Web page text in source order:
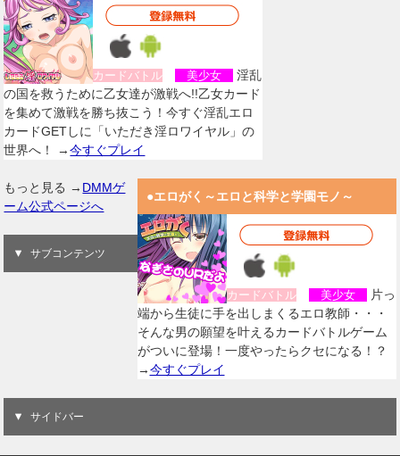
カードバトル 美少女
淫乱
の国を救うために乙女達が激戦へ!!乙女カード
を集めて激戦を勝ち抜こう！今すぐ淫乱エロ
カードGETしに「いただき淫ロワイヤル」の
世界へ！ →今すぐプレイ
●エロがく～エロと科学と学園モノ～
カードバトル 美少女
片っ
端から生徒に手を出しまくるエロ教師・・・
そんな男の願望を叶えるカードバトルゲーム
がついに登場！一度やったらクセになる！？
→今すぐプレイ
もっと見る → DMMゲ
ーム公式ページへ
サブコンテンツ
サイドバー